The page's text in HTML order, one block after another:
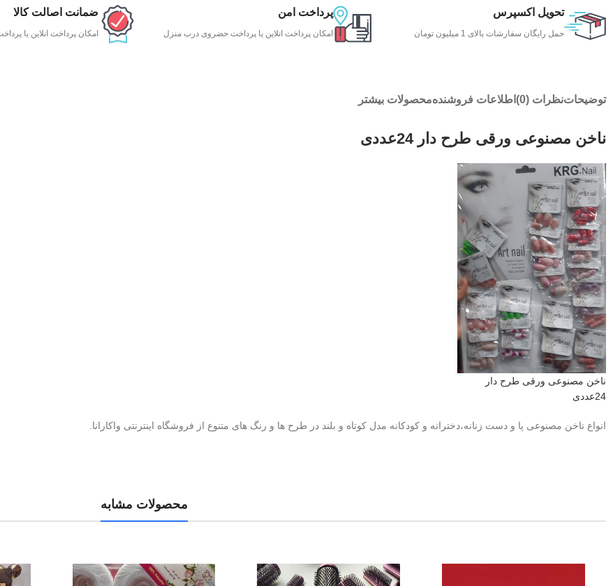
تحویل اکسپرس
حمل رایگان سفارشات بالای 1 میلیون تومان
پرداخت امن
امکان پرداخت انلاین یا پرداخت حضروی درب منزل
ضمانت اصالت کالا
امکان پرداخت انلاین یا
توضیحاتنظرات (0) اطلاعات فروشندهمحصولات بیشتر
ناخن مصنوعی ورقی طرح دار 24عددی
ناخن مصنوعی ورقی طرح دار
24عددی
انواع ناخن مصنوعی پا و دست زنانه،دخترانه و کودکانه مدل کوتاه و بلند در طرح ها و رنگ های متنوع از فروشگاه اینترنتی واکارانا.
محصولات مشابه